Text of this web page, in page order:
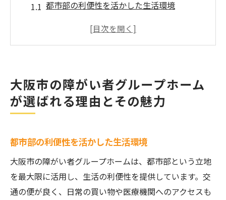
都市部の利便性を活かした生活環境
プライバシーを重視した居住空間の提供
個別ケアがもたらす自立支援の効果
生活保護対応ワンルーム型グループホームが提
生活保護制度を活用した経済的サポート
ワンルーム型の特長とプライバシーの確保
常駐スタッフによる緊急時対応の安心感
メンタルケアを重視したサポート体制
大阪市の障がい者グループホーム
が選ばれる理由とその魅力
都市部の利便性を活かした生活環境
大阪市の障がい者グループホームは、都市部という立地
を最大限に活用し、生活の利便性を提供しています。交
通の便が良く、日常の買い物や医療機関へのアクセスも